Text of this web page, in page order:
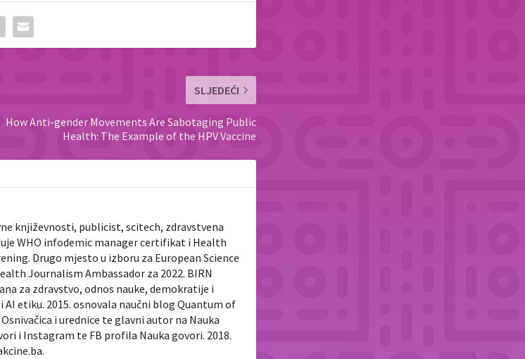
SLJEDEĆI
How Anti-gender Movements Are Sabotaging Public
Health: The Example of the HPV Vaccine
književnosti, publicist, scitech, zdravstvena
WHO infodemic manager certifikat i Health
Drugo mjesto u izboru za European Science
Journalism Ambassador za 2022. BIRN
za zdravstvo, odnos nauke, demokratije i
etiku. 2015. osnovala naučni blog Quantum of
i urednice te glavni autor na Nauka
i Instagram te FB profila Nauka govori. 2018.